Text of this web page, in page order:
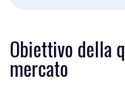
Obiettivo della
mercato